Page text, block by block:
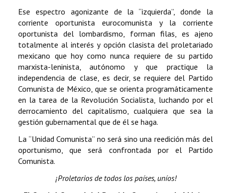
Ese espectro agonizante de la “izquierda”, donde la
corriente oportunista eurocomunista y la corriente
oportunista del lombardismo, forman filas, es ajeno
totalmente al interés y opción clasista del proletariado
mexicano que hoy como nunca requiere de su partido
marxista-leninista, autónomo y que practique la
independencia de clase, es decir, se requiere del Partido
Comunista de México, que se orienta programáticamente
en la tarea de la Revolución Socialista, luchando por el
derrocamiento del capitalismo, cualquiera que sea la
gestión gubernamental que de él se haga.
La “Unidad Comunista” no será sino una reedición más del
oportunismo, que será confrontada por el Partido
Comunista.
¡Proletarios de todos los países, uníos!